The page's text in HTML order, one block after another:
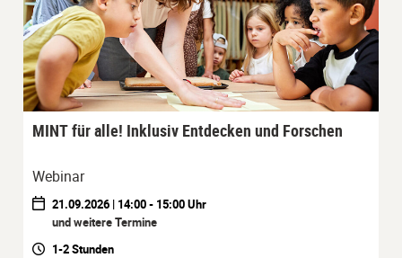
MINT für alle! Inklusiv Entdecken und Forschen
Webinar
21.09.2026 | 14:00 - 15:00 Uhr
und weitere Termine
1-2 Stunden